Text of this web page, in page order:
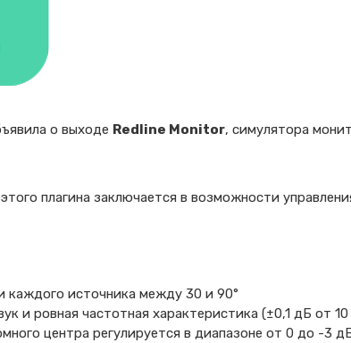
о выходе Redline Monitor, симулятора
плагина заключается в возможности
каждого источника между 30 и 90°
и ровная частотная характеристика (±0,1 дБ от
центра регулируется в диапазоне от 0 до -3